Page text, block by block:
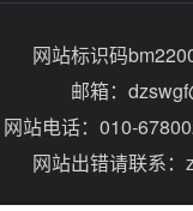
网站标识码
邮箱：
网站电话：010-
网站出错请联系